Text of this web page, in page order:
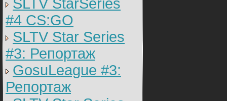
SLTV StarSeries
#4 CS:GO
SLTV Star Series
#3: Репортаж
GosuLeague #3:
Репортаж